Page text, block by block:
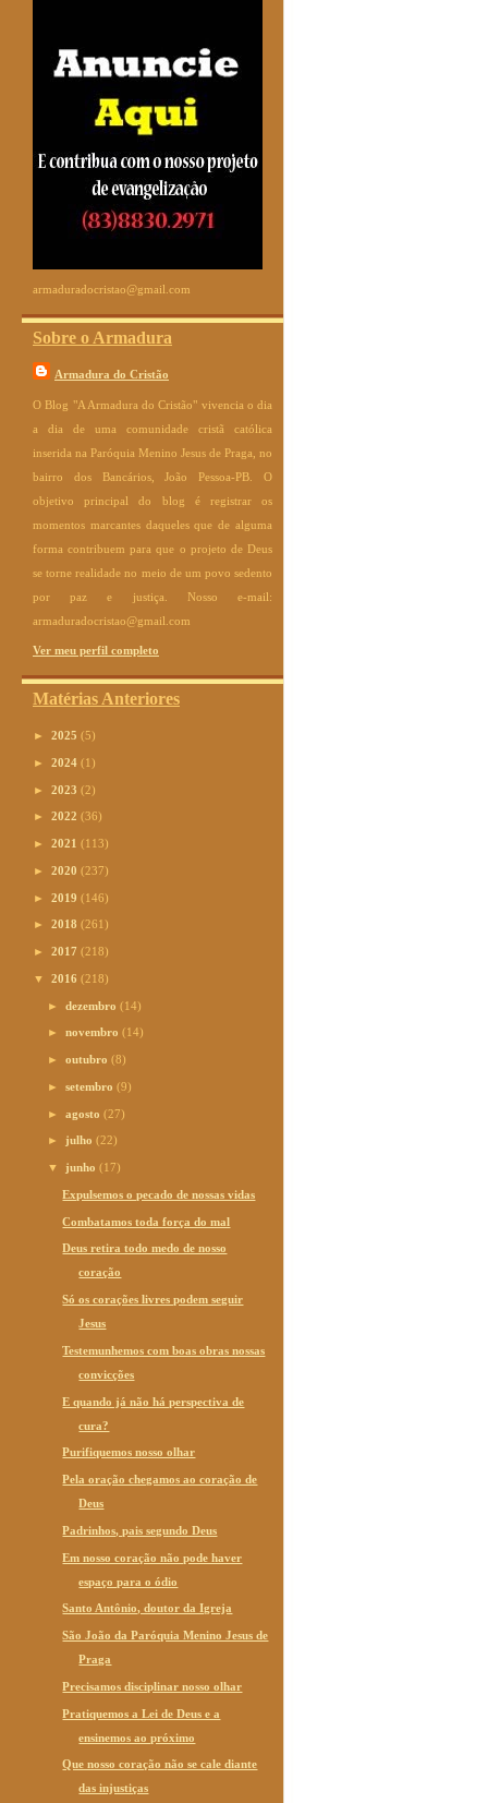
armaduradocristao@gmail.com
Sobre o Armadura
Armadura do Cristão
O Blog "A Armadura do Cristão" vivencia o dia
a dia de uma comunidade cristã católica
inserida na Paróquia Menino Jesus de Praga, no
bairro dos Bancários, João Pessoa-PB. O
objetivo principal do blog é registrar os
momentos marcantes daqueles que de alguma
forma contribuem para que o projeto de Deus
se torne realidade no meio de um povo sedento
por paz e justiça. Nosso e-mail:
armaduradocristao@gmail.com
Ver meu perfil completo
Matérias Anteriores
► 2025 (5)
► 2024 (1)
► 2023 (2)
► 2022 (36)
► 2021 (113)
► 2020 (237)
► 2019 (146)
► 2018 (261)
► 2017 (218)
▼ 2016 (218)
►dezembro(14)
►novembro(14)
►outubro(8)
►setembro(9)
►agosto(27)
► julho(22)
▼ junho(17)
Expulsemos o pecado de nossas vidas
Combatamos toda força do mal
Deus retira todo medo de nosso
coração
Só os corações livres podem seguir
Jesus
Testemunhemos com boas obras nossas
convicções
E quando já não há perspectiva de
cura?
Purifiquemos nosso olhar
Pela oração chegamos ao coração de
Deus
Padrinhos, pais segundo Deus
Em nosso coração não pode haver
espaço para o ódio
Santo Antônio, doutor da Igreja
São João da Paróquia Menino Jesus de
Praga
Precisamos disciplinar nosso olhar
Pratiquemos a Lei de Deus e a
ensinemos ao próximo
Que nosso coração não se cale diante
das injustiças